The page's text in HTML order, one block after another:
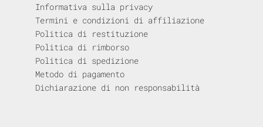
Informativa sulla privacy
Termini e condizioni di affiliazione
Politica di restituzione
Politica di rimborso
Politica di spedizione
Metodo di pagamento
Dichiarazione di non responsabilità